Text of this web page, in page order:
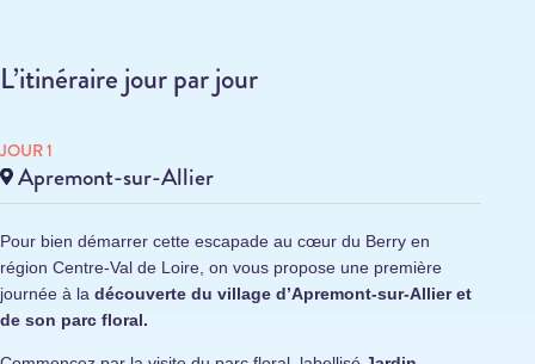
L’itinéraire jour par jour
JOUR 1
Apremont-sur-Allier
Pour bien démarrer cette escapade au cœur du Berry en
région Centre-Val de Loire, on vous propose une première
journée à la découverte du village d’Apremont-sur-Allier et
de son parc floral.